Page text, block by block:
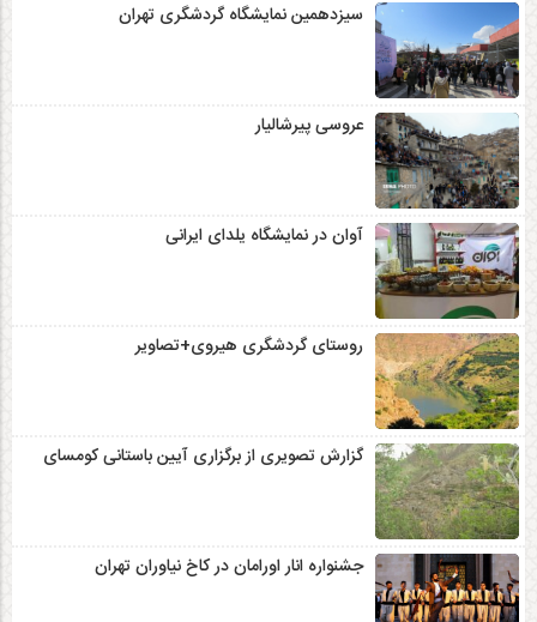
سیزدهمین نمایشگاه گردشگری تهران
عروسی پیرشالیار
آوان در نمایشگاه یلدای ایرانی
روستای گردشگری هیروی+تصاویر
گزارش تصویری از برگزاری آیین باستانی کومسای
جشنواره انار اورامان در کاخ نیاوران تهران